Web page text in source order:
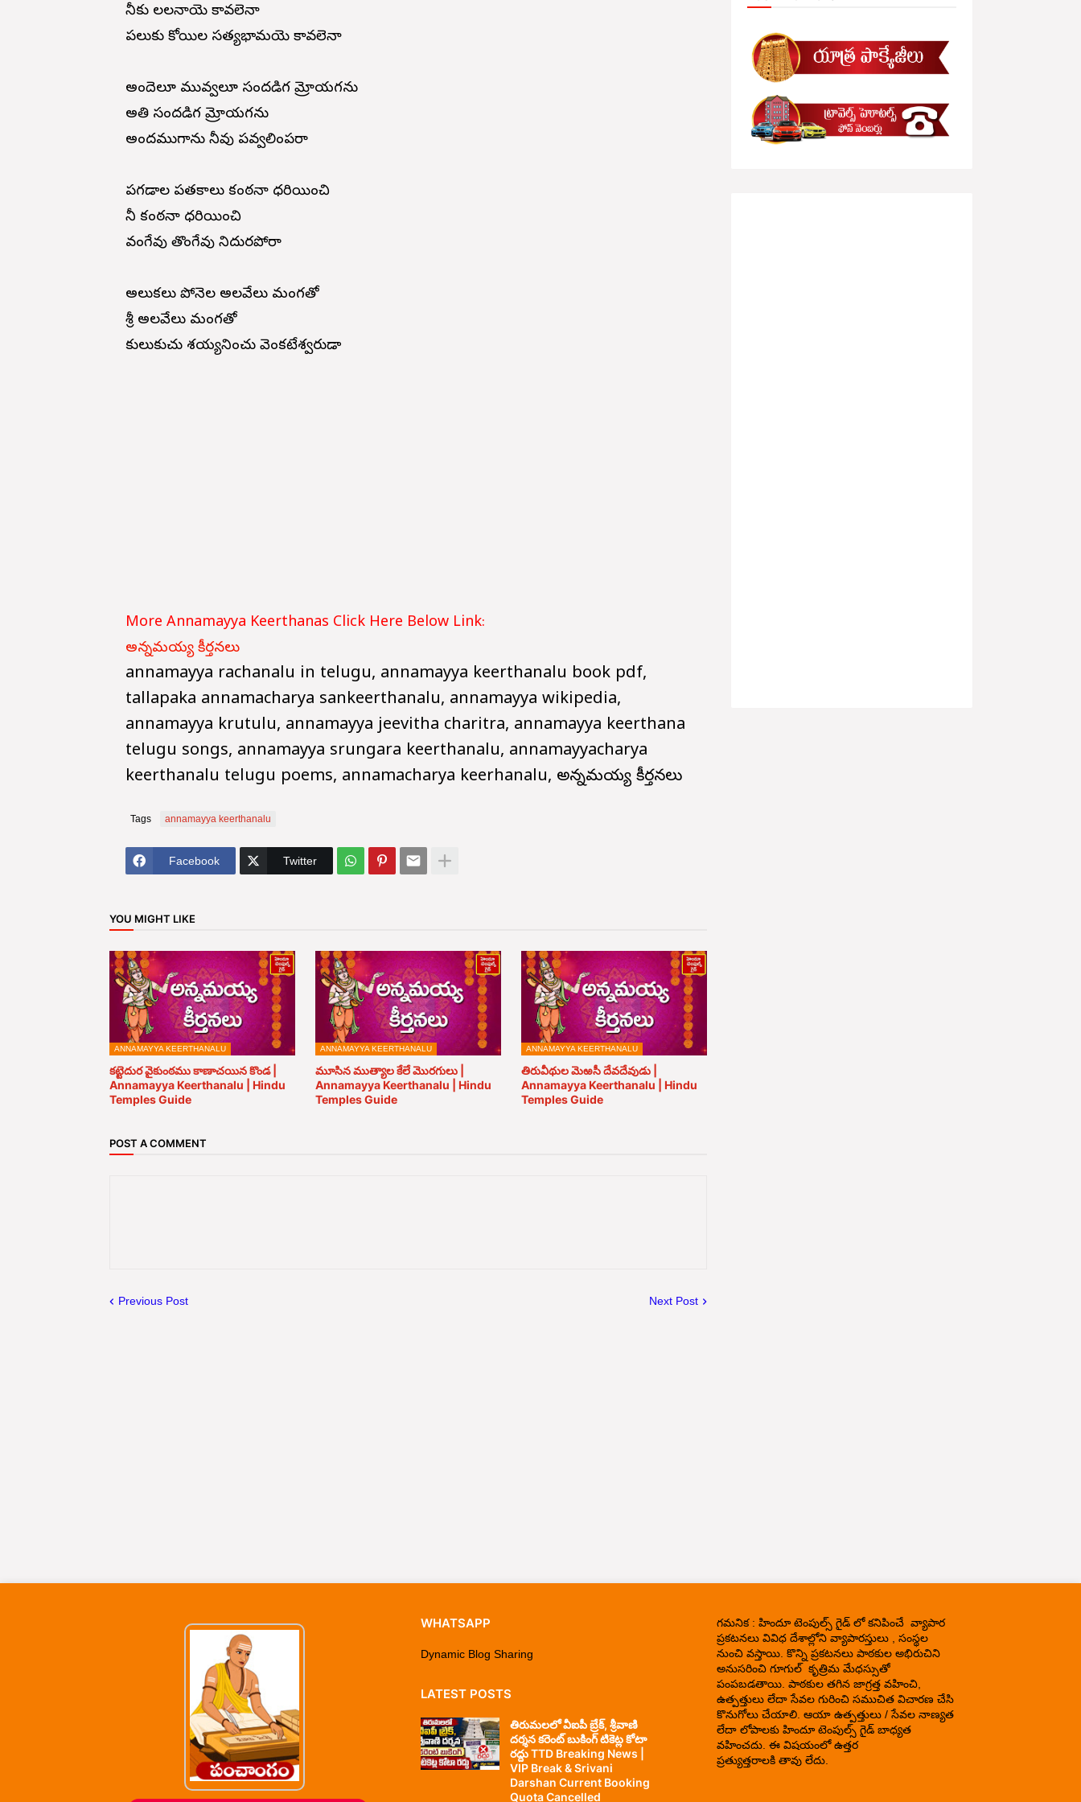
నీకు లలనాయె కావలెనా
పలుకు కోయిల సత్యభామయె కావలెనా
అందెలూ మువ్వలూ సందడిగ మ్రోయగను
అతి సందడిగ మ్రోయగను
అందముగాను నీవు పవ్వలింపరా
పగడాల పతకాలు కంఠనా ధరియించి
నీ కంఠనా ధరియించి
వంగేవు తొంగేవు నిదురపోరా
అలుకలు పోనెల అలవేలు మంగతో
శ్రీ అలవేలు మంగతో
కులుకుచు శయ్యనించు వెంకటేశ్వరుడా
More Annamayya Keerthanas Click Here Below Link:
అన్నమయ్య కీర్తనలు
annamayya rachanalu in telugu, annamayya keerthanalu book pdf,
tallapaka annamacharya sankeerthanalu, annamayya wikipedia,
annamayya krutulu, annamayya jeevitha charitra, annamayya keerthana
telugu songs, annamayya srungara keerthanalu, annamayyacharya
keerthanalu telugu poems, annamacharya keerhanalu, అన్నమయ్య కీర్తనలు
Tags annamayya keerthanalu
Facebook Twitter
YOU MIGHT LIKE
ANNAMAYYA KEERTHANALU
కట్టెదుర వైకుంఠము కాణాచయిన కొండ |
Annamayya Keerthanalu | Hindu
Temples Guide
ANNAMAYYA KEERTHANALU
మూసిన ముత్యాల కేలే మొరగులు |
Annamayya Keerthanalu | Hindu
Temples Guide
ANNAMAYYA KEERTHANALU
తిరువీథుల మెఱసీ దేవదేవుడు |
Annamayya Keerthanalu | Hindu
Temples Guide
POST A COMMENT
Previous Post Next Post
WHATSAPP
Dynamic Blog Sharing
LATEST POSTS
తిరుమలలో వీఐపీ బ్రేక్, శ్రీవాణి
దర్శన కరెంట్ బుకింగ్ టికెట్ల కోటా
రద్దు TTD Breaking News |
VIP Break & Srivani
Darshan Current Booking
Quota Cancelled
గమనిక : హిందూ టెంపుల్స్ గైడ్ లో కనిపించే వ్యాపార
ప్రకటనలు వివిధ దేశాల్లోని వ్యాపారస్తులు , సంస్థల
నుంచి వస్తాయి. కొన్ని ప్రకటనలు పాఠకుల అభిరుచిని
అనుసరించి గూగుల్ కృత్రిమ మేధస్సుతో
పంపబడతాయి. పాఠకుల తగిన జాగ్రత్త వహించి,
ఉత్పత్తులు లేదా సేవల గురించి సముచిత విచారణ చేసి
కొనుగోలు చేయాలి. ఆయా ఉత్పత్తులు / సేవల నాణ్యత
లేదా లోపాలకు హిందూ టెంపుల్స్ గైడ్ బాధ్యత
వహించదు. ఈ విషయంలో ఉత్తర
ప్రత్యుత్తరాలకి తావు లేదు.